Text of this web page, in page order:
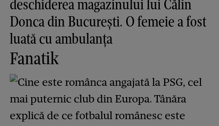
deschiderea magazinului lui Călin
Donca din București. O femeie a fost
luată cu ambulanța
Fanatik